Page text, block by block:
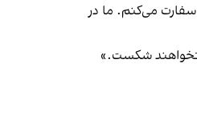
سفارت می‌کنم. ما در
نخواهند شکست.»